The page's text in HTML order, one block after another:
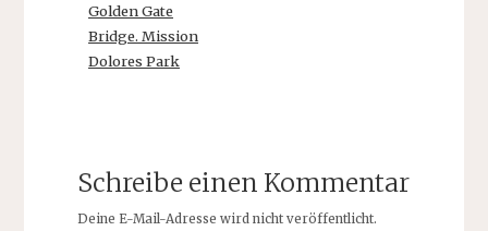
Golden Gate
Bridge. Mission
Dolores Park
Schreibe einen Kommentar
Deine E-Mail-Adresse wird nicht veröffentlicht.